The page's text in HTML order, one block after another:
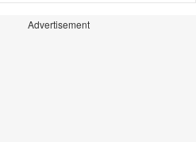
Advertisement